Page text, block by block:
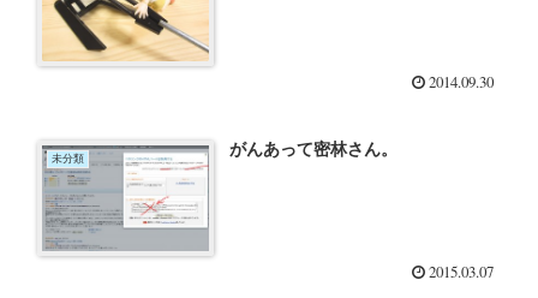
2014.09.30
未分類 がんあって密林さん。
2015.03.07